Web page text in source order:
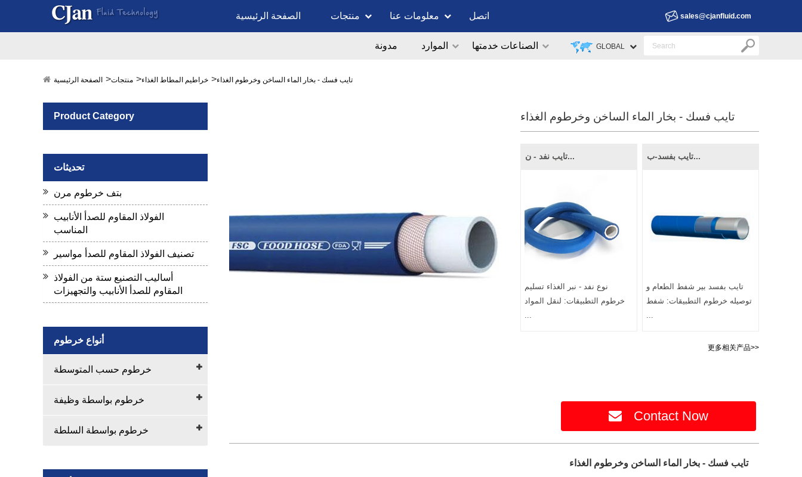
الصفحة الرئيسية منتجات معلومات عنا اتصل sales@cjanfluid.com
GLOBAL مدونة الموارد الصناعات خدمتها
الصفحة الرئيسية منتجات خراطيم المطاط الغذاء تايب فسك - بخار الماء الساخن وخرطوم الغذاء
Product Category
تحديثات
بتف خرطوم مرن
الفولاذ المقاوم للصدأ الأنابيب
المناسب
تصنيف الفولاذ المقاوم للصدأ مواسير
أساليب التصنيع ستة من الفولاذ
المقاوم للصدأ الأنابيب والتجهيزات
أنواع خرطوم
خرطوم حسب المتوسطة
خرطوم بواسطة وظيفة
خرطوم بواسطة السلطة
تايب فسك - بخار الماء الساخن وخرطوم الغذاء
تايب نفد - ن...
نوع نفد - نبر الغذاء تسليم
خرطوم التطبيقات: لنقل المواد
تايب بفسد-ب...
تايب بفسد بير شفط الطعام و
توصيله خرطوم التطبيقات: شفط
更多相关产品>>
Contact Now
تايب فسك - بخار الماء الساخن وخرطوم الغذاء